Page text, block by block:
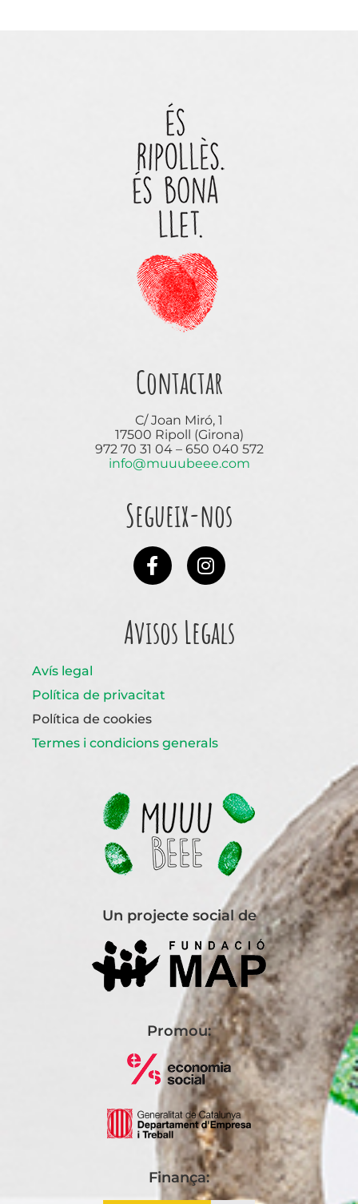
Contactar
C/ Joan Miró, 1
17500 Ripoll (Girona)
972 70 31 04 – 650 040 572
info@muuubeee.com
Segueix-nos
Avisos Legals
Avís legal
Política de privacitat
Política de cookies
Termes i condicions generals
Un projecte social de
Promou:
Finança: